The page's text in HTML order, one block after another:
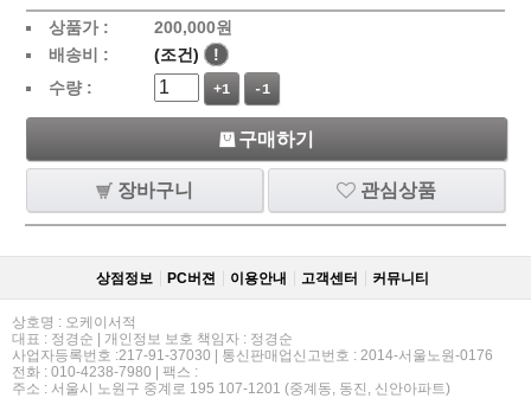
상품가 : 200,000원
배송비 :
(조건)
!
수량 :
+1 -1
구매하기
장바구니 관심상품
상점정보 PC버젼 이용안내 고객센터 커뮤니티
상호명 : 오케이서적
대표 : 정경순 | 개인정보 보호 책임자 : 정경순
사업자등록번호 :217-91-37030 | 통신판매업신고번호 : 2014-서울노원-0176
전화 : 010-4238-7980 | 팩스 :
주소 : 서울시 노원구 중계로 195 107-1201 (중계동, 동진, 신안아파트)